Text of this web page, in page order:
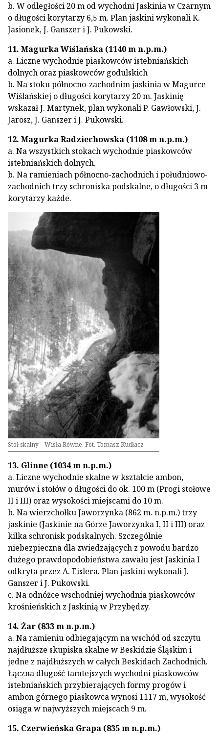
b. W odległości 20 m od wychodni Jaskinia w Czarnym
o długości korytarzy 6,5 m. Plan jaskini wykonali K.
Jasionek, J. Ganszer i J. Pukowski.
11. Magurka Wiślańska (1140 m n.p.m.)
a. Liczne wychodnie piaskowców istebniańskich
dolnych oraz piaskowców godulskich
b. Na stoku północno-zachodnim jaskinia w Magurce
Wiślańskiej o długości korytarzy 20 m. Jaskinię
wskazał J. Martynek, plan wykonali P. Gawłowski, J.
Jarosz, J. Ganszer i J. Pukowski.
12. Magurka Radziechowska (1108 m n.p.m.)
a. Na wszystkich stokach wychodnie piaskowców
istebniańskich dolnych.
b. Na ramieniach północno-zachodnich i południowo-
zachodnich trzy schroniska podskalne, o długości 3 m
korytarzy każde.
Stół skalny – Wisła Równe. Fot. Tomasz Kudłacz
13. Glinne (1034 m n.p.m.)
a. Liczne wychodnie skalne w kształcie ambon,
murów i stołów o długości do ok. 100 m (Progi stołowe
II i III) oraz wysokości miejscami do 10 m.
b. Na wierzchołku Jaworzynka (862 m. n.p.m.) trzy
jaskinie (Jaskinie na Górze Jaworzynka I, II i III) oraz
kilka schronisk podskalnych. Szczególnie
niebezpieczna dla zwiedzających z powodu bardzo
dużego prawdopodobieństwa zawału jest Jaskinia I
odkryta przez A. Eislera. Plan jaskini wykonali J.
Ganszer i J. Pukowski.
c. Na odnóżce wschodniej wychodnia piaskowców
krośnieńskich z Jaskinią w Przybędzy.
14. Żar (833 m n.p.m.)
a. Na ramieniu odbiegającym na wschód od szczytu
najdłuższe skupiska skalne w Beskidzie Śląskim i
jedne z najdłuższych w całych Beskidach Zachodnich.
Łączna długość tamtejszych wychodni piaskowców
istebniańskich przybierających formy progów i
ambon górnego piaskowca wynosi 1117 m, wysokość
osiąga w najwyższych miejscach 9 m.
15. Czerwieńska Grapa (835 m n.p.m.)